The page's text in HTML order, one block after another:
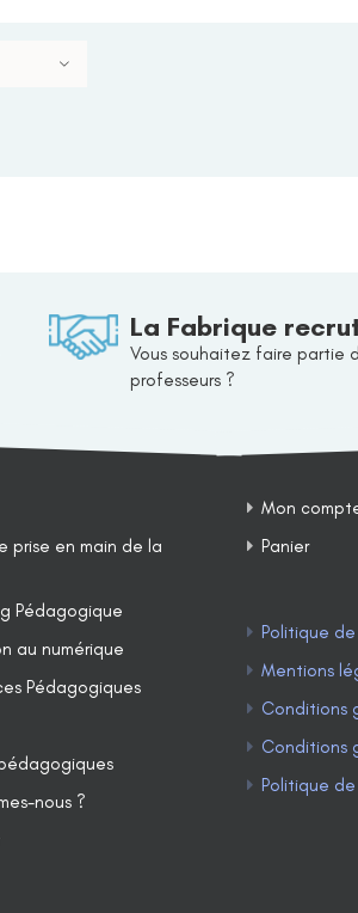
La Fabrique
Vous souhaitez faire partie
professeurs ?
prise en main de la
Pédagogique
au numérique
Pédagogiques
nous ?
Mon
Panier
Politique
Mentions
Conditions
Conditions
Politique